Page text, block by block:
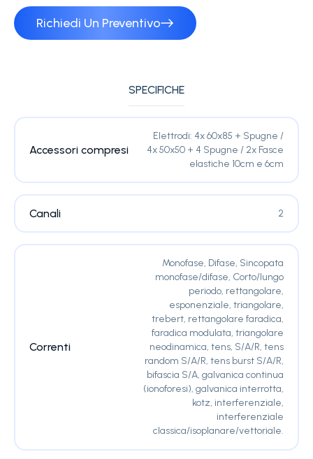
Richiedi Un Preventivo
SPECIFICHE
Accessori compresi
Elettrodi: 4x 60x85 + Spugne /
4x 50x50 + 4 Spugne / 2x Fasce
elastiche 10cm e 6cm
Canali 2
Correnti
Monofase, Difase, Sincopata
monofase/difase, Corto/lungo
periodo, rettangolare,
esponenziale, triangolare,
trebert, rettangolare faradica,
faradica modulata, triangolare
neodinamica, tens, S/A/R, tens
random S/A/R, tens burst S/A/R,
bifascia S/A, galvanica continua
(ionoforesi), galvanica interrotta,
kotz, interferenziale,
interferenziale
classica/isoplanare/vettoriale.